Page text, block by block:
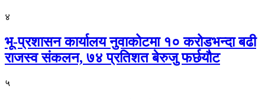
४
भू-प्रशासन कार्यालय नुवाकोटमा १० करोडभन्दा बढी
राजस्व संकलन, ७४ प्रतिशत बेरुजु फर्छयौट
५